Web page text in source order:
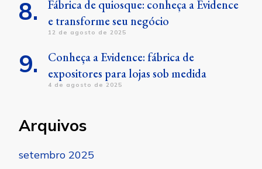
Fábrica de quiosque: conheça a Evidence
e transforme seu negócio
12 de agosto de 2025
Conheça a Evidence: fábrica de
expositores para lojas sob medida
4 de agosto de 2025
Arquivos
setembro 2025